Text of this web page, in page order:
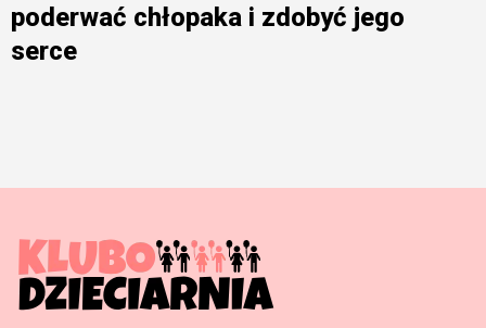
poderwać chłopaka i zdobyć jego
serce